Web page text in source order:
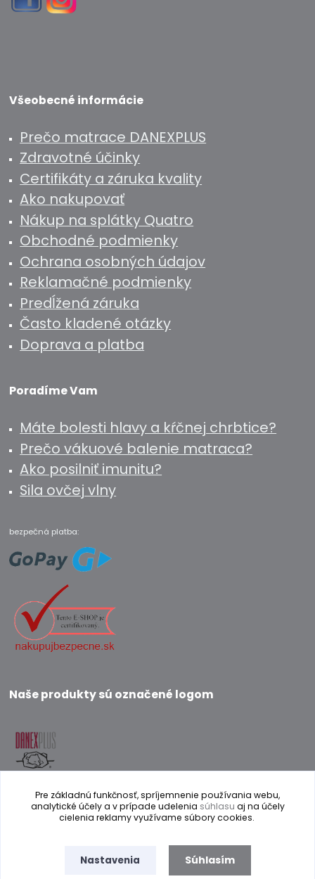
Všeobecné informácie
Prečo matrace DANEXPLUS
Zdravotné účinky
Certifikáty a záruka kvality
Ako nakupovať
Nákup na splátky Quatro
Obchodné podmienky
Ochrana osobných údajov
Reklamačné podmienky
Predĺžená záruka
Často kladené otázky
Doprava a platba
Poradíme Vam
Máte bolesti hlavy a kŕčnej chrbtice?
Prečo vákuové balenie matraca?
Ako posilniť imunitu?
Sila ovčej vlny
bezpečná platba:
Naše produkty sú označené logom
Prevádzkovateľ internetového obchodu si vyhradzuje právo na zmenu
Pre základnú funkčnosť, spríjemnenie používania webu,
analytické účely a v prípade udelenia súhlasu aj na účely
cielenia reklamy využívame súbory cookies.
Nastavenia Súhlasím